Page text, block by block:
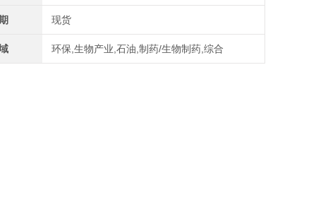
现货
环保,生物产业,石油,制药/生物制药,综合